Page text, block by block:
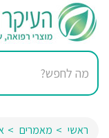
ראשי מאמרים